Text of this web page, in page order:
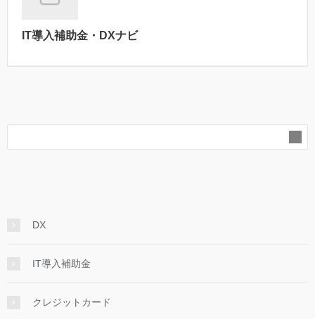
IT導入補助金・DXナビ
DX
IT導入補助金
クレジットカード